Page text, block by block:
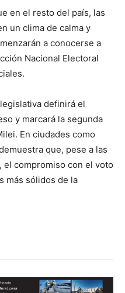
en el resto del país, las
un clima de calma y
a conocerse a
Nacional Electoral
definirá el
y marcará la segunda
En ciudades como
que, pese a las
compromiso con el voto
más sólidos de la